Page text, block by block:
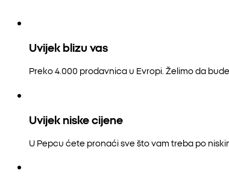
Uvijek blizu vas
Preko 4.000 prodavnica u Evropi. Želimo da
Uvijek niske cijene
U Pepcu ćete pronaći sve što vam treba po